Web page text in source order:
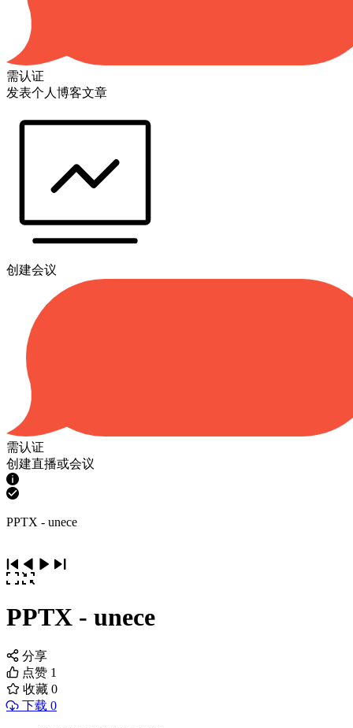
需认证
发表个人博客文章
创建会议
需认证
创建直播或会议
PPTX - unece
PPTX - unece
分享
点赞 1
收藏 0
下载 0